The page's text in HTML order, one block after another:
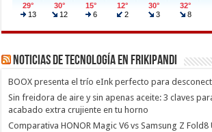
Noticias de Tecnología en Frikipandi
BOOX presenta el trío eInk perfecto para
Sin freidora de aire y sin apenas aceite: 3 claves
acabado extra crujiente en tu horno
Comparativa HONOR Magic V6 vs Samsung Z Fold8